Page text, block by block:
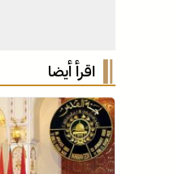
اقرأ أيضا